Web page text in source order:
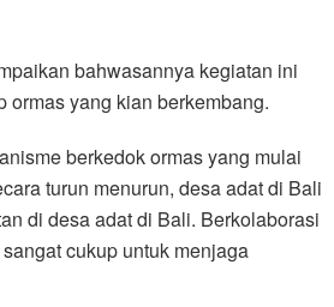
bahwasannya kegiatan ini
ormas yang kian berkembang.
berkedok ormas yang mulai
turun menurun, desa adat di Bali
di desa adat di Bali. Berkolaborasi
cukup untuk menjaga